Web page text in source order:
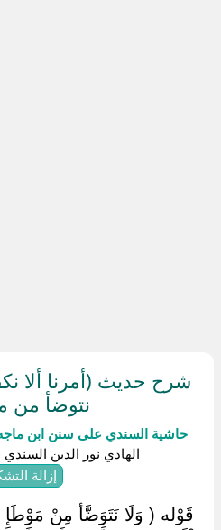
شرح حديث (أمرنا ألا
نتوضأ
حاشية السندي على سنن ابن
الهادي نور الدين السندي
إزالة
‏قَوْله ( وَلَا نَتَوَضَّأ مِنْ